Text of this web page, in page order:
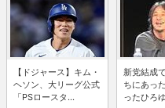
【ドジャース】キム・
ヘソン、大リーグ公式
「PSロースタ...
新党結成
ちにあっ
ったひろ